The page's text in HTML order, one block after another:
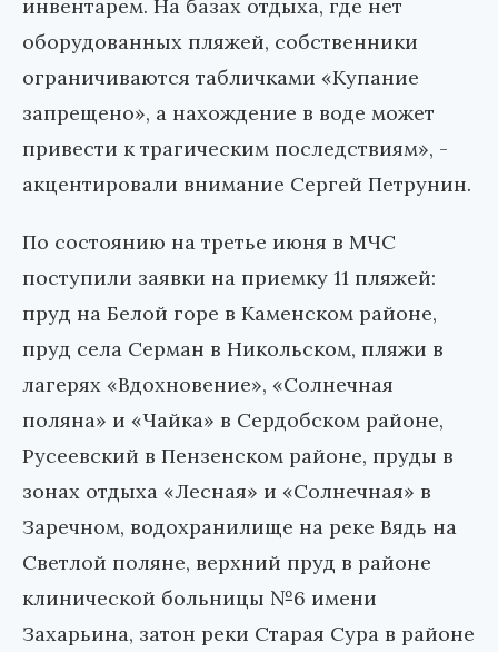
инвентарем. На базах отдыха, где нет
оборудованных пляжей, собственники
ограничиваются табличками «Купание
запрещено», а нахождение в воде может
привести к трагическим последствиям», -
акцентировали внимание Сергей Петрунин.
По состоянию на третье июня в МЧС
поступили заявки на приемку 11 пляжей:
пруд на Белой горе в Каменском районе,
пруд села Серман в Никольском, пляжи в
лагерях «Вдохновение», «Солнечная
поляна» и «Чайка» в Сердобском районе,
Русеевский в Пензенском районе, пруды в
зонах отдыха «Лесная» и «Солнечная» в
Заречном, водохранилище на реке Вядь на
Светлой поляне, верхний пруд в районе
клинической больницы №6 имени
Захарьина, затон реки Старая Сура в районе